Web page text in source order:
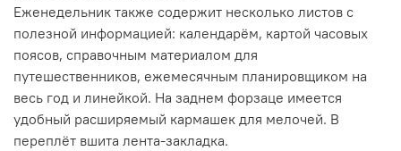
Еженедельник также содержит несколько листов с
полезной информацией: календарём, картой часовых
поясов, справочным материалом для
путешественников, ежемесячным планировщиком на
весь год и линейкой. На заднем форзаце имеется
удобный расширяемый кармашек для мелочей. В
переплёт вшита лента-закладка.